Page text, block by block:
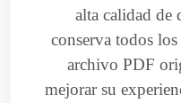
alta calidad de
conserva todos
archivo PDF
mejorar su